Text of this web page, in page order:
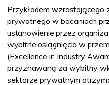
Przykładem wzrastającego
prywatnego w badaniach
ustanowienie przez
wybitne osiągnięcia w
(Excellence in Industry
przyznawaną za wybitny
sektorze prywatnym